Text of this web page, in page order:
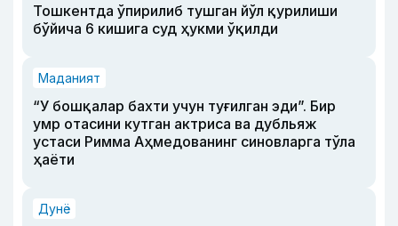
Тошкентда ўпирилиб тушган йўл қурилиши
бўйича 6 кишига суд ҳукми ўқилди
Маданият
“У бошқалар бахти учун туғилган эди”. Бир
умр отасини кутган актриса ва дубльяж
устаси Римма Аҳмедованинг синовларга тўла
ҳаёти
Дунё